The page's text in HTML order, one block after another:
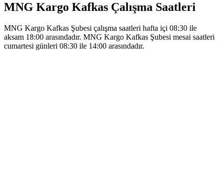
MNG Kargo Kafkas Çalışma Saatleri
MNG Kargo Kafkas Şubesi çalışma saatleri hafta içi 08:30 ile
aksam 18:00 arasındadır. MNG Kargo Kafkas Şubesi mesai saatleri
cumartesi günleri 08:30 ile 14:00 arasındadır.